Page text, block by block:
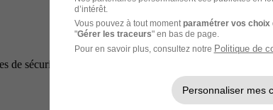
de sécurité pour prévenir tout risque électrique.
d’intérêt.
Vous pouvez à tout moment paramétrer vos choix
"Gérer les traceurs" en bas de page.
Pour en savoir plus, consultez notre Politique de
Personnaliser mes